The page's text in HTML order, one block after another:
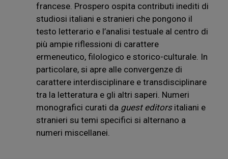
francese. Prospero ospita contributi inediti di
studiosi italiani e stranieri che pongono il
testo letterario e l’analisi testuale al centro di
più ampie riflessioni di carattere
ermeneutico, filologico e storico-culturale. In
particolare, si apre alle convergenze di
carattere interdisciplinare e transdisciplinare
tra la letteratura e gli altri saperi. Numeri
monografici curati da guest editorsitaliani e
stranieri su temi specifici si alternano a
numeri miscellanei.